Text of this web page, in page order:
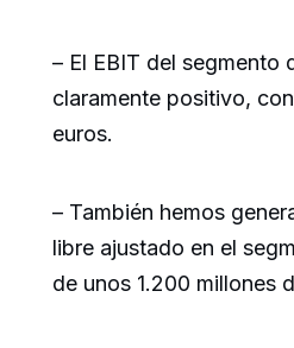
– El EBIT del segmento
claramente positivo,
euros.
– También hemos
libre ajustado en el
de unos 1.200 millones